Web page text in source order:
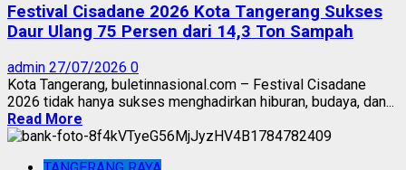
Festival Cisadane 2026 Kota Tangerang Sukses
Daur Ulang 75 Persen dari 14,3 Ton Sampah
admin 27/07/2026 0
Kota Tangerang, buletinnasional.com – Festival Cisadane
2026 tidak hanya sukses menghadirkan hiburan, budaya, dan...
Read More